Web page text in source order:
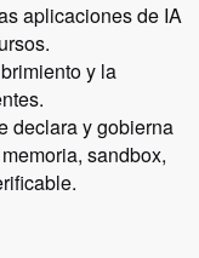
aplicaciones de IA
y la
declara y gobierna
sandbox,